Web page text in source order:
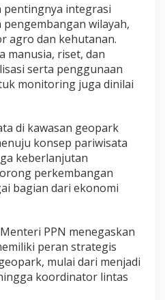
pentingnya integrasi
wilayah,
agro dan kehutanan.
manusia, riset, dan
serta penggunaan
monitoring juga dinilai
di kawasan geopark
konsep pariwisata
keberlanjutan
perkembangan
bagian dari ekonomi
PPN menegaskan
peran strategis
mulai dari menjadi
koordinator lintas